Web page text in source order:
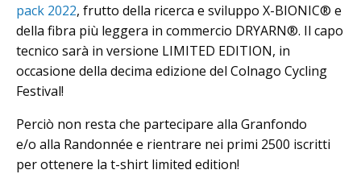
pack 2022, frutto della ricerca e sviluppo X-BIONIC® e
della fibra più leggera in commercio DRYARN®. Il capo
tecnico sarà in versione LIMITED EDITION, in
occasione della decima edizione del Colnago Cycling
Festival!
Perciò non resta che partecipare alla Granfondo
e/o alla Randonnée e rientrare nei primi 2500 iscritti
per ottenere la t-shirt limited edition!